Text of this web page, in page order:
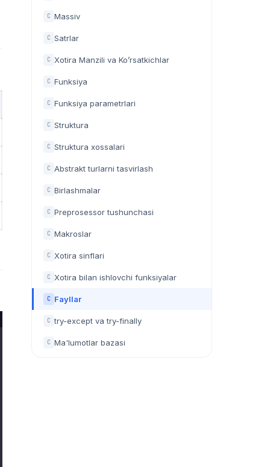
C Massiv
C Satrlar
C Xotira Manzili va Ko’rsatkichlar
C Funksiya
C Funksiya parametrlari
C Struktura
C Struktura xossalari
C Abstrakt turlarni tasvirlash
C Birlashmalar
C Preprosessor tushunchasi
C Makroslar
C Xotira sinflari
C Xotira bilan ishlovchi funksiyalar
C Fayllar
C try-except va try-finally
C Ma'lumotlar bazasi